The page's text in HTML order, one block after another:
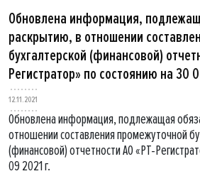
Обновлена информация,
раскрытию, в отношении
бухгалтерской (финансовой)
Регистратор» по состоянию на 30
12.11.2021
Обновлена информация, подлежащая
отношении составления промежуточной
(финансовой) отчетности АО «РТ-
09 2021 г.